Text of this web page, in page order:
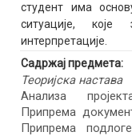
студент има
ситуације,
интерпретације.
Садржај предмета:
Теоријска настава
Анализа
Припрема
Припрема